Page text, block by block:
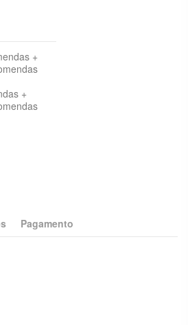
+
Pagamento